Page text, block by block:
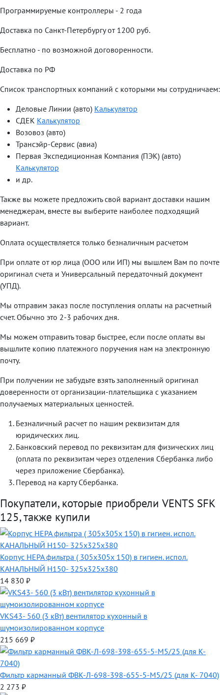
Программируемые контроллеры - 2 года
Доставка по Санкт-Петербургу от 1200 руб.
Бесплатно - по возможной договоренности.
Доставка по РФ
Список транспортных компаний с которыми мы сотрудничаем:
Деловые Линии (авто) Калькулятор
СДЕК Калькулятор
Возовоз (авто)
Трансэйр-Сервис (авиа)
Первая Экспедиционная Компания (ПЭК) (авто)
Калькулятор
и др.
Также вы можете предложить свой вариант доставки нашим
менеджерам, вместе вы выберите наиболее подходящий
вариант.
Оплата осуществляется только безналичным расчетом
При оплате от юр лица (ООО или ИП) мы вышлем Вам по почте
оригинал счета и Универсальный передаточный документ
(УПД).
Мы отправим заказ после поступления оплаты на расчетный
счет. Обычно это 2-3 рабочих дня.
Мы можем отправить товар быстрее, если после оплаты вы
вышлите копию платежного поручения нам на электронную
почту.
При получении не забудьте взять заполненный оригинал
доверенности от организации-плательщика с указанием
получаемых материальных ценностей.
Безналичный расчет по нашим реквизитам для
юридических лиц.
Банковский перевод по реквизитам для физических лиц
(оплата по реквизитам через отделения Сбербанка либо
через приложение Сбербанка).
Перевод на карту Сбербанка.
Покупатели, которые приобрели VENTS SFK
125, также купили
Корпус HEPA фильтра ( 305х305х 150) в гигиен. испол.
КАНАЛЬНЫЙ H150- 325х325х380
14 830 ₽
VKS43- 560 (3 кВт) вентилятор кухонный в
шумоизолированном корпусе
215 669 ₽
Фильтр карманный ФВК-Л-698-398-655-5-M5/25 (для К- 7040)
2 273 ₽